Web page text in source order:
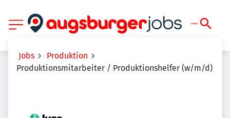
Jobs
Produktion
Produktionsmitarbeiter / Produktionshelfer (w/m/d)